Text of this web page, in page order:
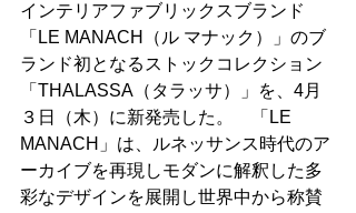
インテリアファブリックスブランド
「LE MANACH（ル マナック）」のブ
ランド初となるストックコレクション
「THALASSA（タラッサ）」を、4月
３日（木）に新発売した。　「LE
MANACH」は、ルネッサンス時代のア
ーカイブを再現しモダンに解釈した多
彩なデザインを展開し世界中から称賛